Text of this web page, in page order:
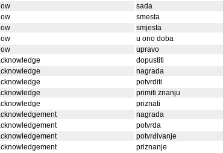
sada
smesta
smjesta
u ono doba
upravo
dopustiti
nagrada
potvrditi
primiti znanju
priznati
nagrada
potvrda
potvrđivanje
priznanje